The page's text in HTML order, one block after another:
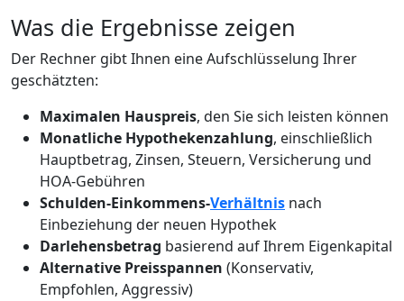
Was die Ergebnisse zeigen
Der Rechner gibt Ihnen eine Aufschlüsselung Ihrer
geschätzten:
Maximalen Hauspreis, den Sie sich leisten können
Monatliche Hypothekenzahlung, einschließlich
Hauptbetrag, Zinsen, Steuern, Versicherung und
HOA-Gebühren
Schulden-Einkommens-Verhältnis nach
Einbeziehung der neuen Hypothek
Darlehensbetrag basierend auf Ihrem Eigenkapital
Alternative Preisspannen (Konservativ,
Empfohlen, Aggressiv)